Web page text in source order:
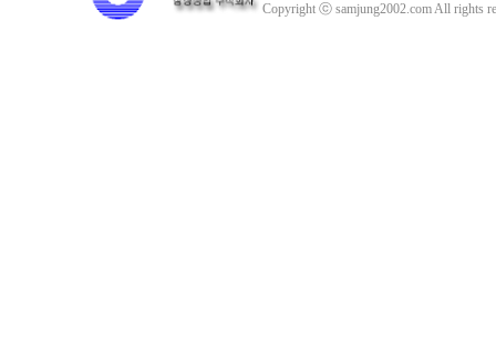
Copyright ⓒ samjung2002.com All rights